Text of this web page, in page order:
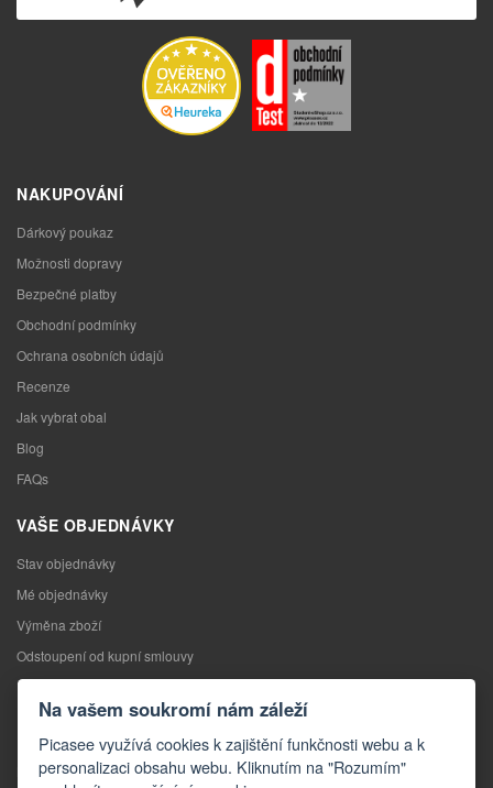
NAKUPOVÁNÍ
Dárkový poukaz
Možnosti dopravy
Bezpečné platby
Obchodní podmínky
Ochrana osobních údajů
Recenze
Jak vybrat obal
Blog
FAQs
VAŠE OBJEDNÁVKY
Stav objednávky
Mé objednávky
Výměna zboží
Odstoupení od kupní smlouvy
Reklamace
Kontakty
Na vašem soukromí nám záleží
Picasee využívá cookies k zajištění funkčnosti webu a k
personalizaci obsahu webu. Kliknutím na "Rozumím"